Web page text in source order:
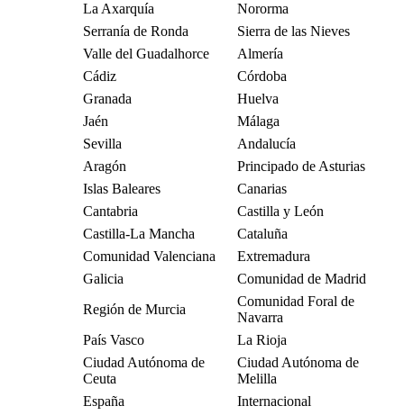
La Axarquía
Nororma
Serranía de Ronda
Sierra de las Nieves
Valle del Guadalhorce
Almería
Cádiz
Córdoba
Granada
Huelva
Jaén
Málaga
Sevilla
Andalucía
Aragón
Principado de Asturias
Islas Baleares
Canarias
Cantabria
Castilla y León
Castilla-La Mancha
Cataluña
Comunidad Valenciana
Extremadura
Galicia
Comunidad de Madrid
Región de Murcia
Comunidad Foral de
Navarra
País Vasco
La Rioja
Ciudad Autónoma de
Ceuta
Ciudad Autónoma de
Melilla
España
Internacional